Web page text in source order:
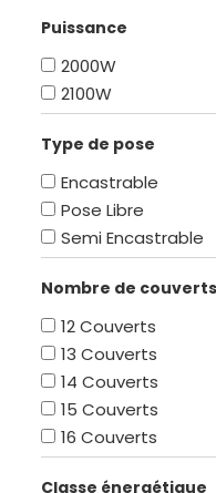
Puissance
2000W
2100W
Type de pose
Encastrable
Pose Libre
Semi Encastrable
Nombre de couverts
12 Couverts
13 Couverts
14 Couverts
15 Couverts
16 Couverts
Classe énergétique